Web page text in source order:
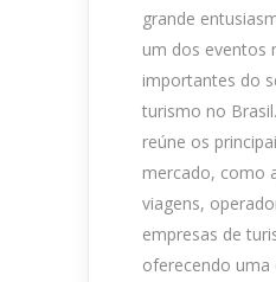
grande
um dos eventos
importantes do
turismo no
reúne os
mercado, como
viagens,
empresas de
oferecendo uma